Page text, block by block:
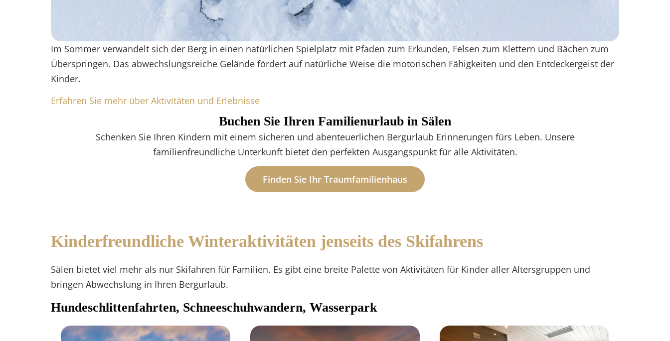
Im Sommer verwandelt sich der Berg in einen natürlichen Spielplatz mit Pfaden zum Erkunden, Felsen zum Klettern und Bächen zum
Überspringen. Das abwechslungsreiche Gelände fördert auf natürliche Weise die motorischen Fähigkeiten und den Entdeckergeist der
Kinder.
Erfahren Sie mehr über Aktivitäten und Erlebnisse
Buchen Sie Ihren Familienurlaub in Sälen
Schenken Sie Ihren Kindern mit einem sicheren und abenteuerlichen Bergurlaub Erinnerungen fürs Leben. Unsere
familienfreundliche Unterkunft bietet den perfekten Ausgangspunkt für alle Aktivitäten.
Finden Sie Ihr Traumfamilienhaus
Kinderfreundliche Winteraktivitäten jenseits des Skifahrens
Sälen bietet viel mehr als nur Skifahren für Familien. Es gibt eine breite Palette von Aktivitäten für Kinder aller Altersgruppen und
bringen Abwechslung in Ihren Bergurlaub.
Hundeschlittenfahrten, Schneeschuhwandern, Wasserpark